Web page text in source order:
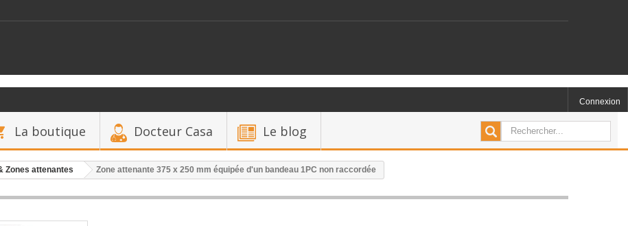
Connexion
La boutique Docteur Casa Le blog
Zones attenantes Zone attenante 375 x 250 mm équipée d'un bandeau 1PC non raccordée